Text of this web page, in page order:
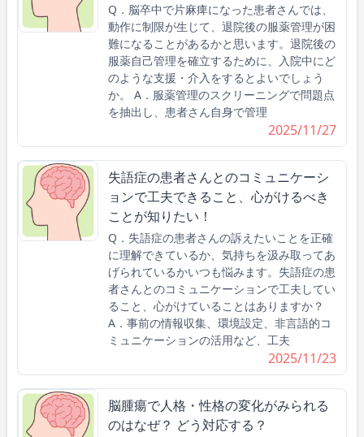
Q．脳卒中で片麻痺になった患者さんでは、
動作に制限が生じて、退院後の服薬管理が困
難になることがあるかと思います。退院後の
服薬自己管理を確立するために、入院中にど
のような支援・介入をするとよいでしょう
か。 A．服薬管理のスクリーニングで問題点
を抽出し、患者さん自身で管理
2025/11/27
失語症の患者さんとのコミュニケーシ
ョンで工夫できること、心がけるべき
ことが知りたい！
Q．失語症の患者さんの訴えたいことを正確
に理解できているか、気持ちを汲み取ってあ
げられているかいつも悩みます。失語症の患
者さんとのコミュニケーションで工夫してい
ること、心がけていることはありますか？
A．事前の情報収集、環境設定、非言語的コ
ミュニケーションの活用など、工夫
2025/11/23
脳腫瘍で人格・性格の変化がみられる
のはなぜ？ どう対応する？